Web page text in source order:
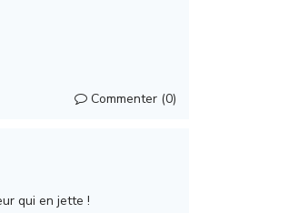
Commenter (0)
qui en jette !